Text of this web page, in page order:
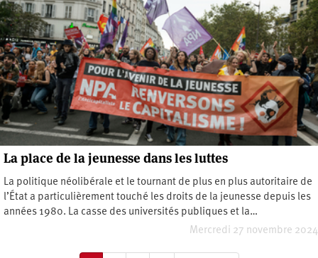
La place de la jeunesse dans les luttes
La politique néolibérale et le tournant de plus en plus autoritaire de
l’État a particulièrement touché les droits de la jeunesse depuis les
années 1980. La casse des universités publiques et la…
Mercredi 27 novembre 2024